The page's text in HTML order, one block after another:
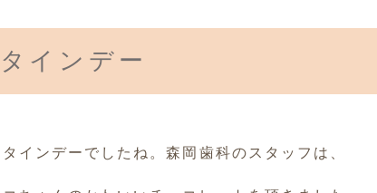
インデー
インデーでしたね。森岡歯科のスタッフは、